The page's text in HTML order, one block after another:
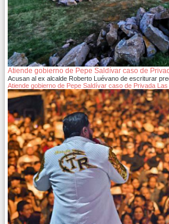
Atiende gobierno de Pepe Saldívar caso de
Acusan al ex alcalde Roberto Luévano de escriturar
Atiende gobierno de Pepe Saldívar caso de Privada Las